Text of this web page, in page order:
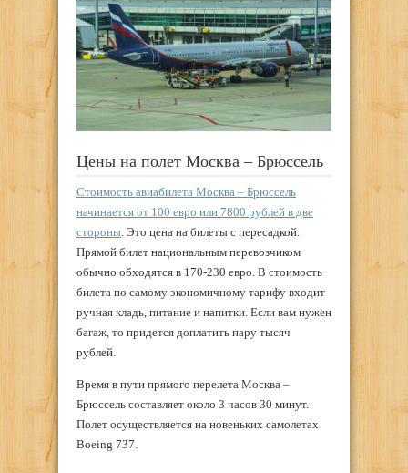
Цены на полет Москва – Брюссель
Стоимость авиабилета Москва – Брюссель
начинается от 100 евро или 7800 рублей в две
стороны . Это цена на билеты с пересадкой.
Прямой билет национальным перевозчиком
обычно обходятся в 170-230 евро. В стоимость
билета по самому экономичному тарифу входит
ручная кладь, питание и напитки. Если вам нужен
багаж, то придется доплатить пару тысяч
рублей.
Время в пути прямого перелета Москва –
Брюссель составляет около 3 часов 30 минут.
Полет осуществляется на новеньких самолетах
Boeing 737.